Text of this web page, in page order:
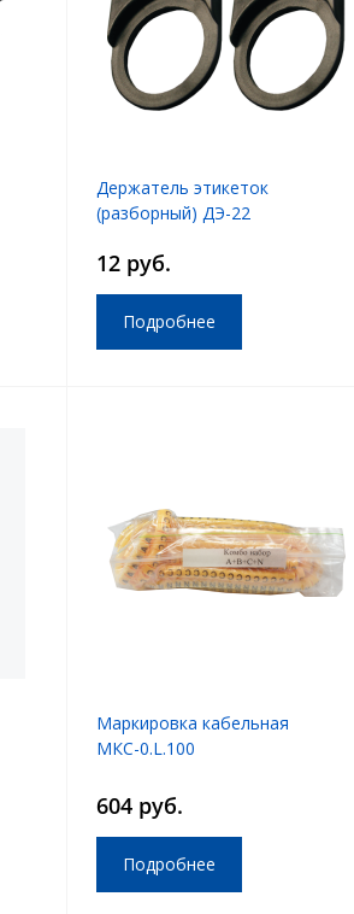
Держатель этикеток
(разборный) ДЭ-22
12 руб.
Подробнее
Маркировка кабельная
МКС-0.L.100
604 руб.
Подробнее